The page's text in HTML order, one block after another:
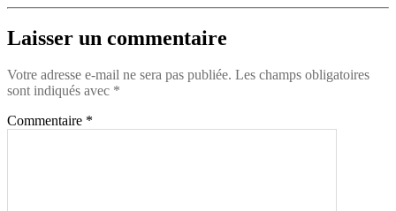
Laisser un commentaire
Votre adresse e-mail ne sera pas publiée. Les champs obligatoires
sont indiqués avec *
Commentaire *